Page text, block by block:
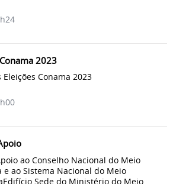
2023
Conama 2023
ao Conselho Nacional do Meio
e ao Sistema Nacional do Meio
Sede do Ministério do Meio